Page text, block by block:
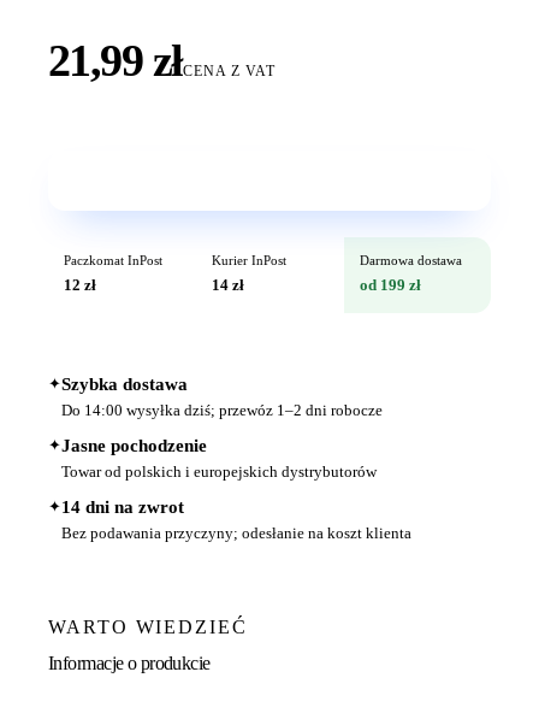
21,99 złCENA Z VAT
Paczkomat InPost
12 zł
Kurier InPost
14 zł
Darmowa dostawa
od 199 zł
✦Szybka dostawa
Do 14:00 wysyłka dziś; przewóz 1–2 dni robocze
✦Jasne pochodzenie
Towar od polskich i europejskich dystrybutorów
✦14 dni na zwrot
Bez podawania przyczyny; odesłanie na koszt klienta
WARTO WIEDZIEĆ
Informacje o produkcie